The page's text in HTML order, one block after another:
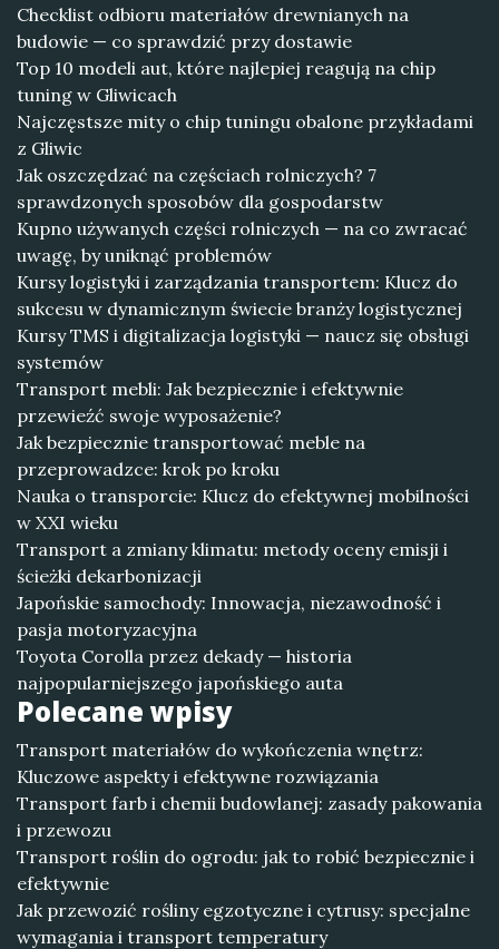
Checklist odbioru materiałów drewnianych na
budowie — co sprawdzić przy dostawie
Top 10 modeli aut, które najlepiej reagują na chip
tuning w Gliwicach
Najczęstsze mity o chip tuningu obalone przykładami
z Gliwic
Jak oszczędzać na częściach rolniczych? 7
sprawdzonych sposobów dla gospodarstw
Kupno używanych części rolniczych — na co zwracać
uwagę, by uniknąć problemów
Kursy logistyki i zarządzania transportem: Klucz do
sukcesu w dynamicznym świecie branży logistycznej
Kursy TMS i digitalizacja logistyki — naucz się obsługi
systemów
Transport mebli: Jak bezpiecznie i efektywnie
przewieźć swoje wyposażenie?
Jak bezpiecznie transportować meble na
przeprowadzce: krok po kroku
Nauka o transporcie: Klucz do efektywnej mobilności
w XXI wieku
Transport a zmiany klimatu: metody oceny emisji i
ścieżki dekarbonizacji
Japońskie samochody: Innowacja, niezawodność i
pasja motoryzacyjna
Toyota Corolla przez dekady — historia
najpopularniejszego japońskiego auta
Polecane wpisy
Transport materiałów do wykończenia wnętrz:
Kluczowe aspekty i efektywne rozwiązania
Transport farb i chemii budowlanej: zasady pakowania
i przewozu
Transport roślin do ogrodu: jak to robić bezpiecznie i
efektywnie
Jak przewozić rośliny egzotyczne i cytrusy: specjalne
wymagania i transport temperatury